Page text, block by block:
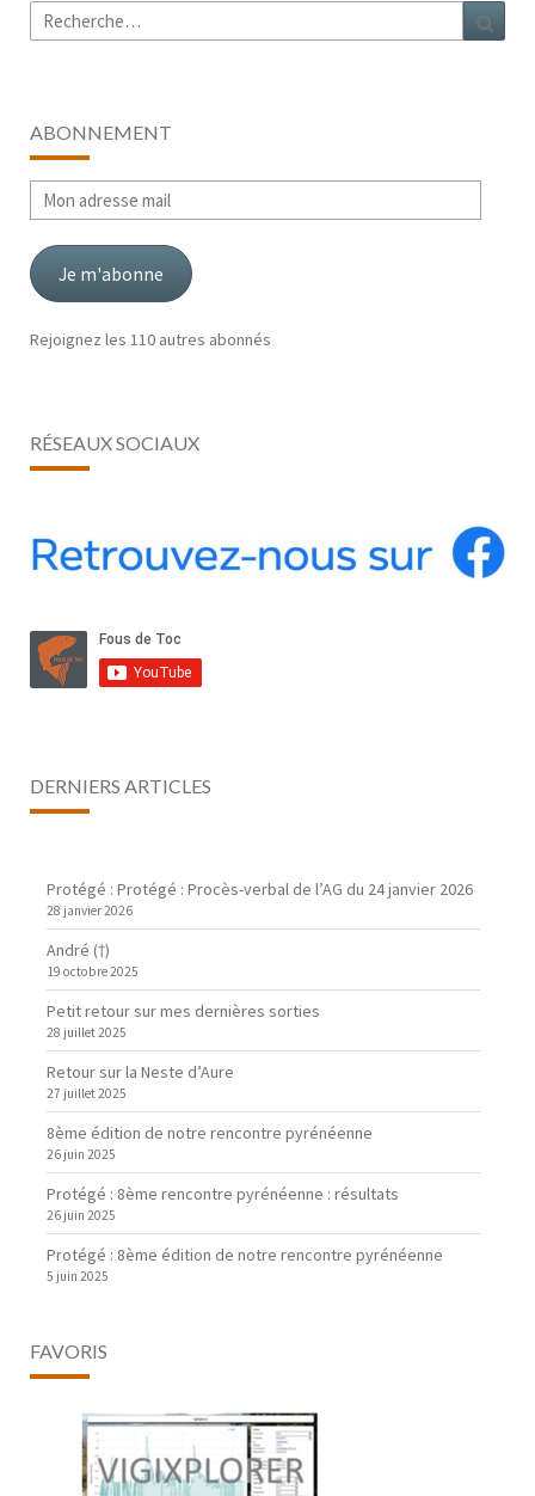
Rechercher :
ABONNEMENT
Mon
adresse
mail
Je m'abonne
Rejoignez les 110 autres abonnés
RÉSEAUX SOCIAUX
DERNIERS ARTICLES
Protégé : Protégé : Procès-verbal de l’AG du 24 janvier 2026
28 janvier 2026
André (†)
19 octobre 2025
Petit retour sur mes dernières sorties
28 juillet 2025
Retour sur la Neste d’Aure
27 juillet 2025
8ème édition de notre rencontre pyrénéenne
26 juin 2025
Protégé : 8ème rencontre pyrénéenne : résultats
26 juin 2025
Protégé : 8ème édition de notre rencontre pyrénéenne
5 juin 2025
FAVORIS